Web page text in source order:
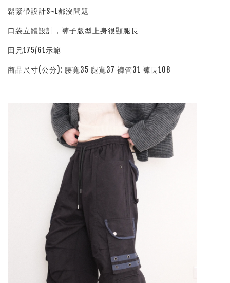
鬆緊帶設計S~L都沒問題
口袋立體設計，褲子版型上身很顯腿長
田兄175/61示範
商品尺寸(公分): 腰寬35 腿寬37 褲管31 褲長108